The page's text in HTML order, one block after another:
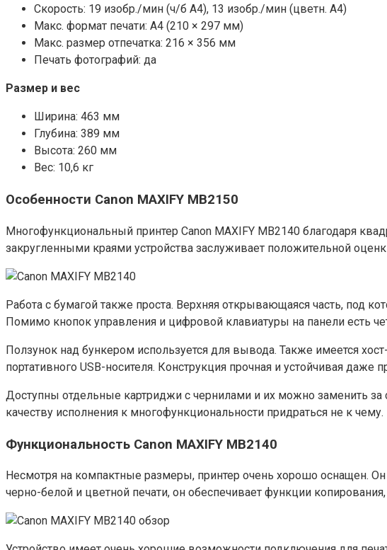
Скорость: 19 изобр./мин (ч/б А4), 13 изобр./мин (цветн. А4)
Макс. формат печати: A4 (210 × 297 мм)
Макс. размер отпечатка: 216 × 356 мм
Печать фотографий: да
Размер и вес
Ширина: 463 мм
Глубина: 389 мм
Высота: 260 мм
Вес: 10,6 кг
Особенности Canon MAXIFY MB2150
Многофункциональный принтер Canon MAXIFY MB2140 благодаря
закругленными краями устройства заслуживает положительной
Работа с бумагой также проста. Верхняя открывающаяся часть, под
Помимо кнопок управления и цифровой клавиатуры на панели есть
Ползунок над бункером используется для вывода. Также имеется
портативного USB-носителя. Конструкция прочная и устойчивая
Доступны отдельные картриджи с чернилами и их можно заменить за
качеству исполнения к многофункциональности придраться не к чему.
Функциональность Canon MAXIFY MB2140
Несмотря на компактные размеры, принтер очень хорошо оснащен.
черно-белой и цветной печати, он обеспечивает функции